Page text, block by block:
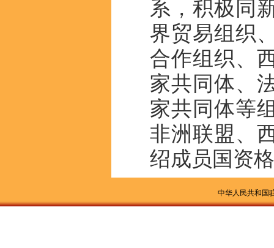
系，积极同
界贸易组织
合作组织、
家共同体、
家共同体等
非洲联盟、
绍成员国资
中华人民共和国